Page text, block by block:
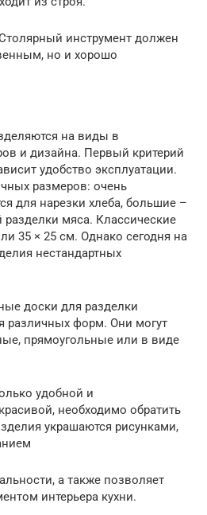
инструмент должен
но и хорошо
на виды в
и дизайна. Первый критерий
удобство эксплуатации.
размеров: очень
для нарезки хлеба, большие –
мяса. Классические
35 × 25 см. Однако сегодня на
нестандартных
доски для разделки
различных форм. Они могут
прямоугольные или в виде
удобной и
необходимо обратить
украшаются рисунками,
а также позволяет
интерьера кухни.